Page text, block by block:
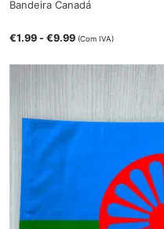
Bandeira Canadá
€1.99 -€9.99 (Com IVA)